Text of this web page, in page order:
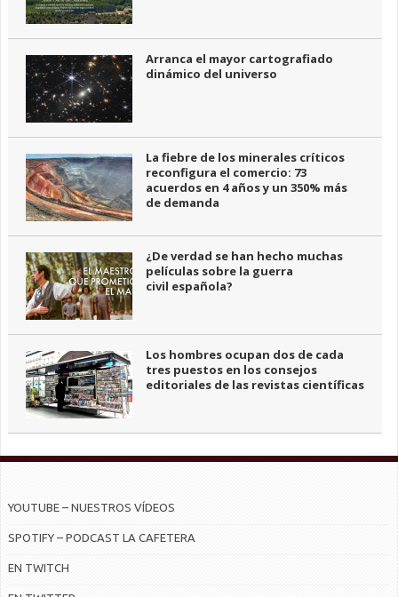
Arranca el mayor cartografiado
dinámico del universo
La fiebre de los minerales críticos
reconfigura el comercio: 73
acuerdos en 4 años y un 350% más
de demanda
¿De verdad se han hecho muchas
películas sobre la guerra
civil española?
Los hombres ocupan dos de cada
tres puestos en los consejos
editoriales de las revistas científicas
YOUTUBE – NUESTROS VÍDEOS
SPOTIFY – PODCAST LA CAFETERA
EN TWITCH